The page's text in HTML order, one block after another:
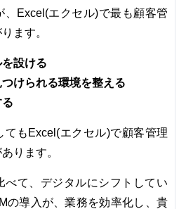
、Excel(エクセル)で最も顧客管
ます。
設ける
けられる環境を整える
てもExcel(エクセル)で顧客管理
ります。
べて、デジタルにシフトしてい
の導入が、業務を効率化し、貴